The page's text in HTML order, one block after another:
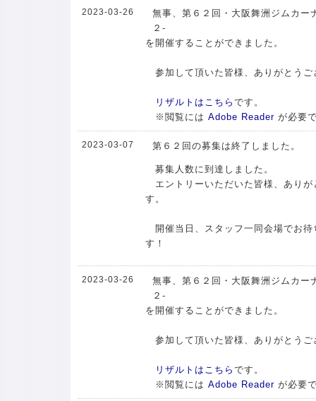
2023-03-26
無事、第６２回・大阪舞洲ジムカー
２-
を開催することができました。
参加して頂いた皆様、ありがとうご
リザルトはこちら です。
※閲覧には Adobe Reader が必要
2023-03-07 第６２回の募集は終了しました。
募集人数に到達しました。
エントリーいただいた皆様、ありが
す。
開催当日、スタッフ一同会場でお待
す！
2023-03-26
無事、第６２回・大阪舞洲ジムカー
２-
を開催することができました。
参加して頂いた皆様、ありがとうご
リザルトはこちら です。
※閲覧には Adobe Reader が必要